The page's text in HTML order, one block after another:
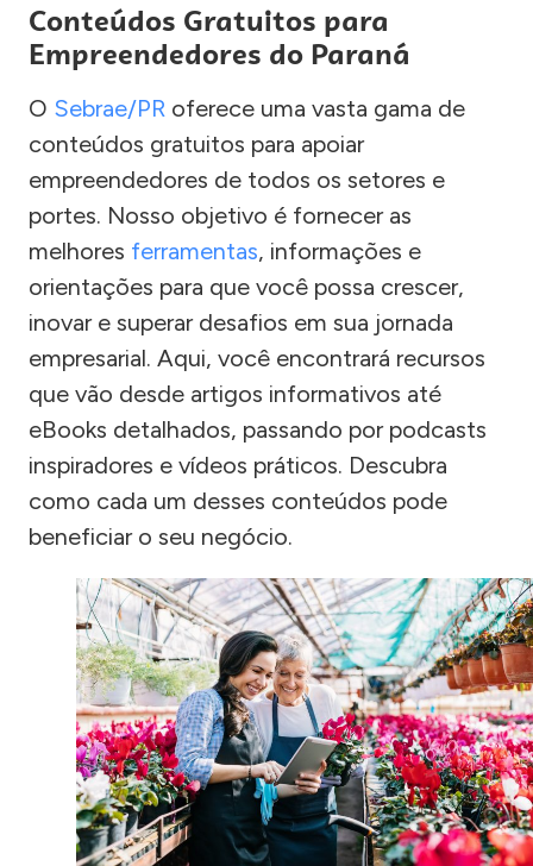
Conteúdos Gratuitos para
Empreendedores do Paraná
O Sebrae/PR oferece uma vasta gama de
conteúdos gratuitos para apoiar
empreendedores de todos os setores e
portes. Nosso objetivo é fornecer as
melhores ferramentas, informações e
orientações para que você possa crescer,
inovar e superar desafios em sua jornada
empresarial. Aqui, você encontrará recursos
que vão desde artigos informativos até
eBooks detalhados, passando por podcasts
inspiradores e vídeos práticos. Descubra
como cada um desses conteúdos pode
beneficiar o seu negócio.